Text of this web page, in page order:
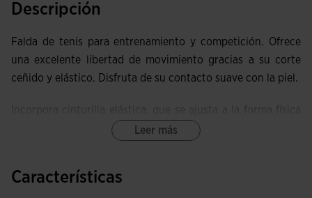
Descripción
Falda de tenis para entrenamiento y competición. Ofrece
una excelente libertad de movimiento gracias a su corte
ceñido y elástico. Disfruta de su contacto suave con la piel.
de la tenista y fija la prenda en todo momento. Es
interior incluido, que se adapta de forma ergonómica y
Leer más
Características